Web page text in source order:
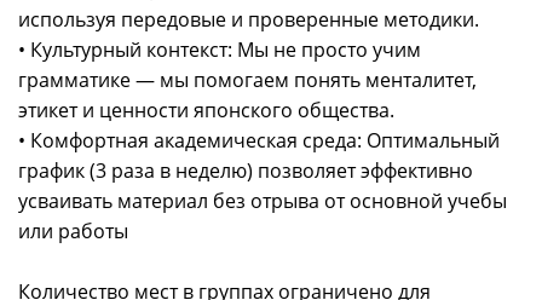
используя передовые и проверенные методики.
• Культурный контекст: Мы не просто учим
грамматике — мы помогаем понять менталитет,
этикет и ценности японского общества.
• Комфортная академическая среда: Оптимальный
график (3 раза в неделю) позволяет эффективно
усваивать материал без отрыва от основной учебы
или работы
Количество мест в группах ограничено для